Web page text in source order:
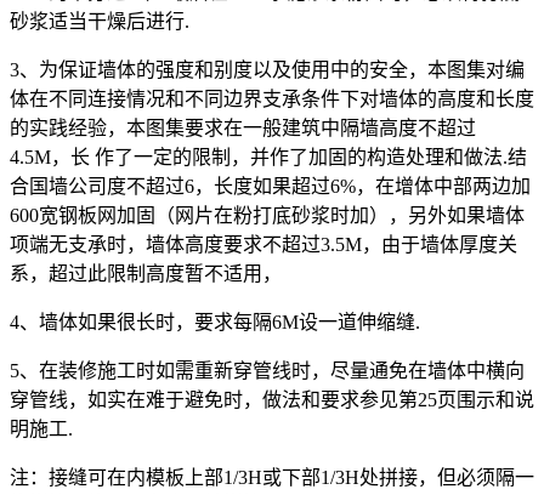
砂浆适当干燥后进行.
3、为保证墙体的强度和别度以及使用中的安全，本图集对编
体在不同连接情况和不同边界支承条件下对墙体的高度和长度
的实践经验，本图集要求在一般建筑中隔墙高度不超过
4.5M，长 作了一定的限制，并作了加固的构造处理和做法.结
合国墙公司度不超过6，长度如果超过6%，在增体中部两边加
600宽钢板网加固（网片在粉打底砂浆时加），另外如果墙体
项端无支承时，墙体高度要求不超过3.5M，由于墙体厚度关
系，超过此限制高度暂不适用，
4、墙体如果很长时，要求每隔6M设一道伸缩缝.
5、在装修施工时如需重新穿管线时，尽量通免在墙体中横向
穿管线，如实在难于避免时，做法和要求参见第25页围示和说
明施工.
注：接缝可在内模板上部1/3H或下部1/3H处拼接，但必须隔一